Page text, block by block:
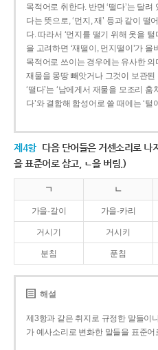
목적어로 취한다. 반면 ‘떨다’는 달
다는 뜻으로, ‘먼지, 재’ 등과 같이
다. 따라서 ‘먼지를 떨기 위해 옷을
을 고려하면 ‘재떨이, 먼지떨이’가 올
목적어로 쓰이는 경우에는 유사한 의
재물을 몽땅 빼앗거나 그것이 보관
‘떨다’는 ‘남에게서 재물을 모조리 훔
다’와 결합해 합성어로 쓸 때에는 ‘털
제4항 다음 단어들은 거센소리로 나
을 표준어로 삼고, ㄴ을 버림.)
ㄱ ㄴ
가을-갈이 가을-카리
거시기 거시키
분침 푼침
해설
제3항과 같은 취지로 규정한 말들이
가 예사소리로 변화한 말들을 표준